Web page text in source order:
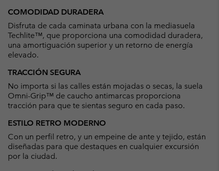
COMODIDAD DURADERA
Disfruta de cada caminata urbana con la mediasuela
Techlite™, que proporciona una comodidad duradera,
una amortiguación superior y un retorno de energía
elevado.
TRACCIÓN SEGURA
No importa si las calles están mojadas o secas, la suela
Omni-Grip™ de caucho antimarcas proporciona
tracción para que te sientas seguro en cada paso.
ESTILO RETRO MODERNO
Con un perfil retro, y un empeine de ante y tejido, están
diseñadas para que destaques en cualquier excursión
por la ciudad.